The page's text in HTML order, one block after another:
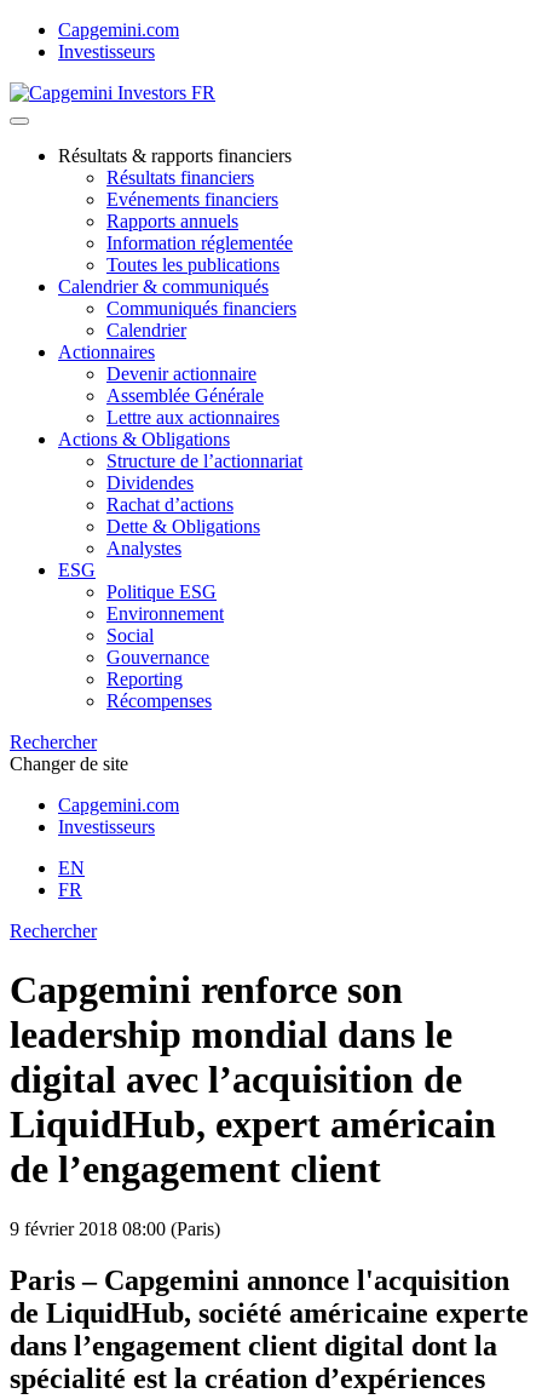
Skip
Capgemini.com
Investisseurs
Résultats & rapports financiers
Résultats financiers
Evénements financiers
Rapports annuels
Information réglementée
Toutes les publications
Calendrier & communiqués
Communiqués financiers
Calendrier
Actionnaires
Devenir actionnaire
Assemblée Générale
Lettre aux actionnaires
Actions & Obligations
Structure de l’actionnariat
Dividendes
Rachat d’actions
Dette & Obligations
Analystes
ESG
Politique ESG
Environnement
Social
Gouvernance
Reporting
Récompenses
Rechercher
Changer de site
Capgemini.com
Investisseurs
EN
FR
Rechercher
Capgemini renforce son
leadership mondial dans le
digital avec l’acquisition de
LiquidHub, expert américain
de l’engagement client
9 février 2018 08:00 (Paris)
Paris – Capgemini annonce l'acquisition
de LiquidHub, société américaine experte
dans l’engagement client digital dont la
spécialité est la création d’expériences